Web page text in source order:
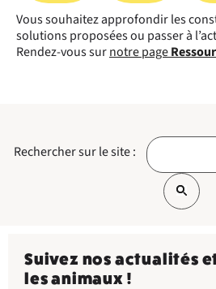
Vous souhaitez approfondir les
solutions proposées ou passer à
Rendez-vous surnotre page
Rechercher sur le site :
Suivez nos actualités
les animaux !